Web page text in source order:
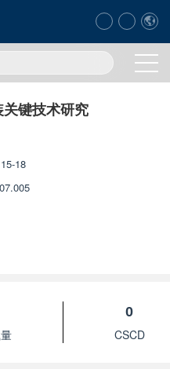
键技术研究
18
0
CSCD